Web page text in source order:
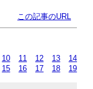
この記事のURL
10 11 12 13
14
15
16 17 18 19